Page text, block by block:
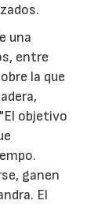
una
entre
la que
objetivo
ganen
El